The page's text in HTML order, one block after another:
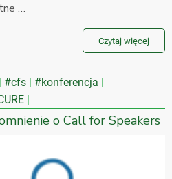
…
Czytaj więcej
#cfs
#konferencja
o Call for Speakers